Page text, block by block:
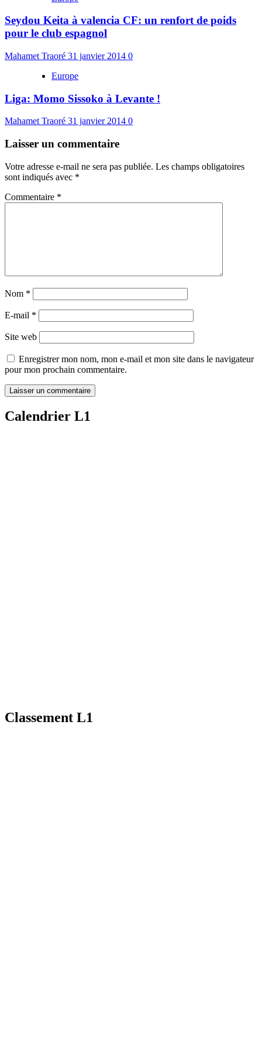
Seydou Keita à valencia CF: un renfort de poids
pour le club espagnol
Mahamet Traoré 31 janvier 2014 0
Europe
Liga: Momo Sissoko à Levante !
Mahamet Traoré 31 janvier 2014 0
Laisser un commentaire
Votre adresse e-mail ne sera pas publiée. Les champs obligatoires
sont indiqués avec *
Commentaire *
Nom *
E-mail *
Site web
Enregistrer mon nom, mon e-mail et mon site dans le navigateur
pour mon prochain commentaire.
Calendrier L1
Classement L1